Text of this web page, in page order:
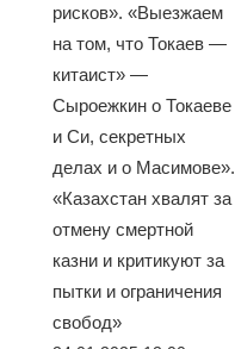
рисков». «Выезжаем
на том, что Токаев —
китаист» —
Сыроежкин о Токаеве
и Си, секретных
делах и о Масимове».
«Казахстан хвалят за
отмену смертной
казни и критикуют за
пытки и ограничения
свобод»